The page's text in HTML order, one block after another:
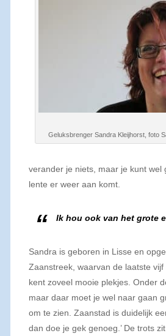
Geluksbrenger Sandra Kleijhorst, foto
verander je niets, maar je kunt
lente er weer aan komt.
Ik hou ook van het grote
Sandra is geboren in Lisse en
Zaanstreek, waarvan de laatste
kent zoveel mooie plekjes. Onder
maar daar moet je wel naar gaan
om te zien. Zaanstad is duidelijk
dan doe je gek genoeg.’ De trots